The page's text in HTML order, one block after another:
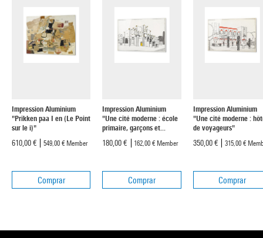
Impression Aluminium
"Prikken paa I en (Le Point
sur le i)"
610,00 €
549,00 € Member
Comprar
Impression Aluminium
"Une cité moderne : école
primaire, garçons et...
180,00 €
162,00 € Member
Comprar
Impression Aluminium
"Une cité moderne :
de voyageurs"
350,00 €
315,00 €
Comprar